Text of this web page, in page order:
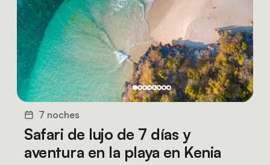
7 noches
Safari de lujo de 7 días y
aventura en la playa en Kenia